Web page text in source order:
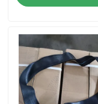
Gomma della
Gomma del